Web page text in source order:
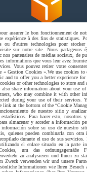
en point relais
est désactivé.
jpsexshop
Conditions
de confidentialité
Mon Compte
assurer le bon fonctionnement de
expérience à des fins de statistiques.
ou d'autres technologies pour
sur notre site. Nous partageons
partenaires de médias sociaux, de
informations que vous leur avez
Vous pouvez retirer votre
« Gestion Cookies ». We use cookies
and to offer you a better experience
or other technologies to store and
share information about your use
who may combine it with other
during your use of their services.
link at the bottom of the “Cookie
de nuestro sitio y
Para hacer esto, nosotros
almacenar y acceder a información
sobre su uso de nuestro
quienes pueden combinarla con otra
durante el uso de sus servicios.
el enlace situado en la parte
um das ordnungsgemäße
zu analysieren und Ihnen zu
Zweck verwenden wir und unsere
Informationen wie Ihren Besuch